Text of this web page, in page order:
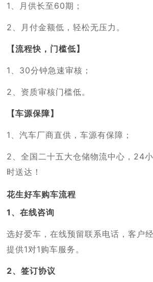
1、月供长至60期；
2、月付金额低，轻松无压力。
【流程快，门槛低】
1、30分钟急速审核；
2、资质审核门槛低。
【车源保障】
1、汽车厂商直供，车源有保障；
2、全国二十五大仓储物流中心，24
时送达！
花生好车购车流程
1、在线咨询
选好爱车，在线预留联系电话，客户
提供1对1购车服务。
2、签订协议